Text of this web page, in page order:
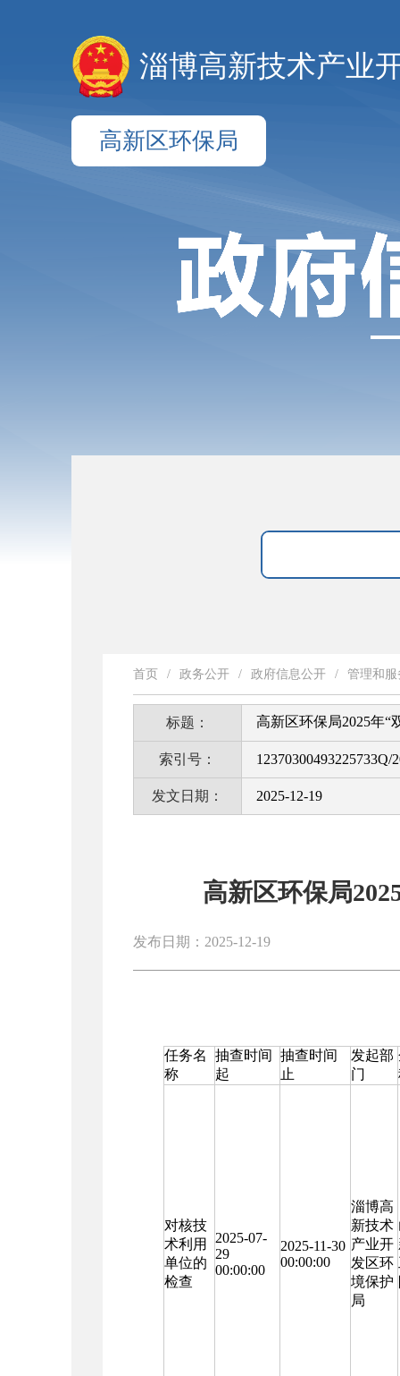
淄博高新技术产业
高新区环保局
首页 / 政务公开 / 政府信息公开 / 管理和
标题： 高新区环保局2025年“
索引号： 12370300493225733Q/
发文日期： 2025-12-19
高新区环保局
发布日期：2025-12-19
任务名
称
抽查时间
起
抽查时间
止
发起部
门
对核技
术利用
单位的
检查
2025-07-
29
00:00:00
2025-11-30
00:00:00
淄博高
新技术
产业开
发区环
境保护
局